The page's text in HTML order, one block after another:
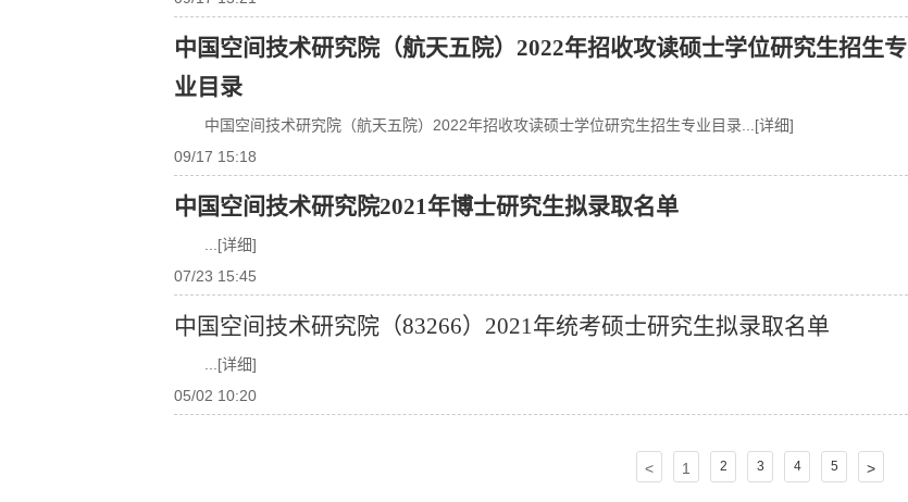
中国空间技术研究院（航天五院）2022年招收攻读硕士学位研究生招生专
业目录
中国空间技术研究院（航天五院）2022年招收攻读硕士学位研究生招生专业目录 ...[详细]
09/17 15:18
中国空间技术研究院2021年博士研究生拟录取名单
...[详细]
07/23 15:45
中国空间技术研究院（83266）2021年统考硕士研究生拟录取名单
...[详细]
05/02 10:20
< 1 2 3 4 5 >